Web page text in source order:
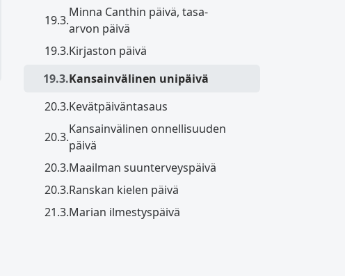
19.3.
Minna Canthin päivä, tasa-
arvon päivä
19.3.Kirjaston päivä
19.3.Kansainvälinen unipäivä
20.3.Kevätpäiväntasaus
20.3.
Kansainvälinen onnellisuuden
päivä
20.3.Maailman suunterveyspäivä
20.3.Ranskan kielen päivä
21.3.Marian ilmestyspäivä